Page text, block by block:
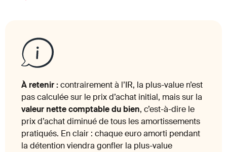
À retenir :contrairement à l’IR, la plus-value n’est
pas calculée sur le prix d’achat initial, mais sur la
valeur nette comptable du bien, c’est-à-dire le
prix d’achat diminué de tous les amortissements
pratiqués. En clair : chaque euro amorti pendant
la détention viendra gonfler la plus-value